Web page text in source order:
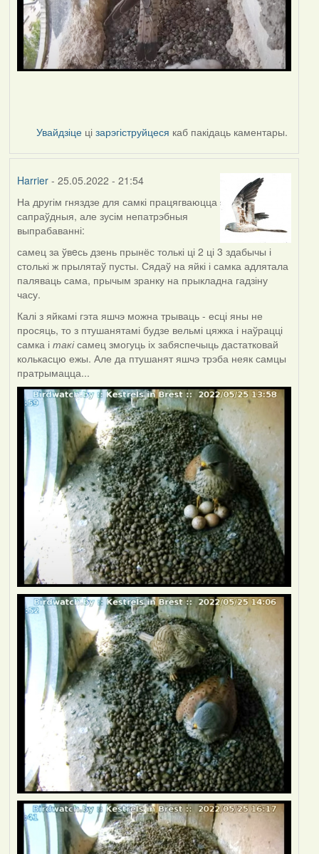
Увайдзіце цізарэгіструйцеся каб пакідаць каментары.
Harrier- 25.05.2022 - 21:54
На другім гняздзе для самкі працягваюцца
сапраўдныя, але зусім непатрэбныя
выпрабаванні:
самец за ўвeсь дзень прынёс толькі ці 2 ці 3 здабычы і
столькі ж прылятаў пусты. Сядаў на яйкі і самка адлятала
паляваць сама, прычым зранку на прыкладна гадзіну
часу.
Калі з яйкамі гэта яшчэ можна трываць - есці яны не
просяць, то з птушанятамі будзе вельмі цяжка і наўрацці
самка і такісамец змогуць іх забяспечыць дастатковай
колькасцю ежы. Але да птушанят яшчэ трэба неяк самцы
пратрымацца...